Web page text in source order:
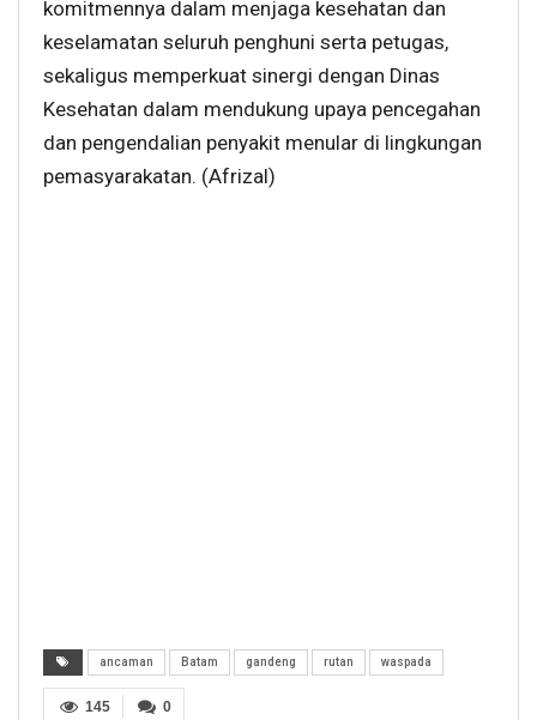
komitmennya dalam menjaga kesehatan dan
keselamatan seluruh penghuni serta petugas,
sekaligus memperkuat sinergi dengan Dinas
Kesehatan dalam mendukung upaya pencegahan
dan pengendalian penyakit menular di lingkungan
pemasyarakatan. (Afrizal)
ancaman Batam gandeng rutan waspada
0
145